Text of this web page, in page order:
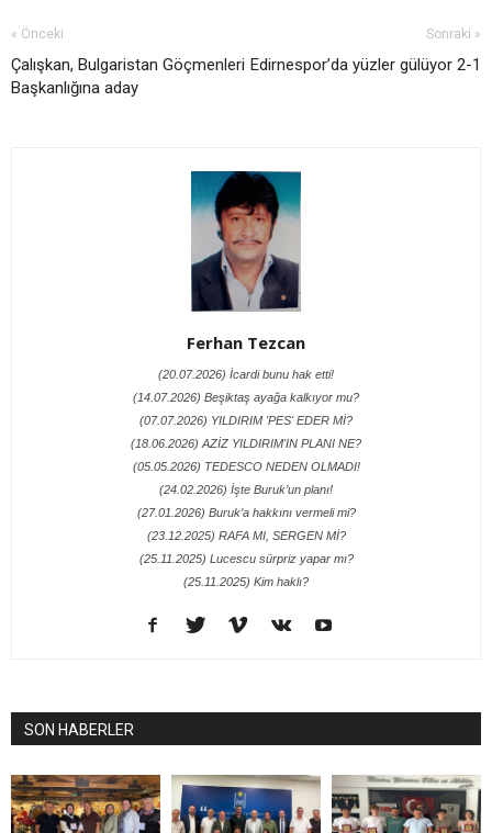
« Önceki
Çalışkan, Bulgaristan Göçmenleri
Başkanlığına aday
Sonraki »
Edirnespor’da yüzler gülüyor 2-1
Ferhan Tezcan
(20.07.2026) İcardi bunu hak etti!
(14.07.2026) Beşiktaş ayağa kalkıyor mu?
(07.07.2026) YILDIRIM 'PES' EDER Mİ?
(18.06.2026) AZİZ YILDIRIM'IN PLANI NE?
(05.05.2026) TEDESCO NEDEN OLMADI!
(24.02.2026) İşte Buruk’un planı!
(27.01.2026) Buruk’a hakkını vermeli mi?
(23.12.2025) RAFA MI, SERGEN Mİ?
(25.11.2025) Lucescu sürpriz yapar mı?
(25.11.2025) Kim haklı?
SON HABERLER